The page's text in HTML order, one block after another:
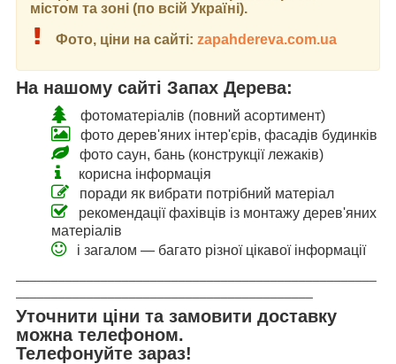
містом та зоні (по всій Україні).
Фото, ціни на сайті: zapahdereva.com.ua
На нашому сайті Запах Дерева:
фотоматеріалів (повний асортимент)
фото дерев'яних інтер'єрів, фасадів будинків
фото саун, бань (конструкції лежаків)
корисна інформація
поради як вибрати потрібний матеріал
рекомендації фахівців із монтажу дерев'яних
матеріалів
і загалом — багато різної цікавої інформації
Уточнити ціни та замовити доставку
можна телефоном.
Телефонуйте зараз!